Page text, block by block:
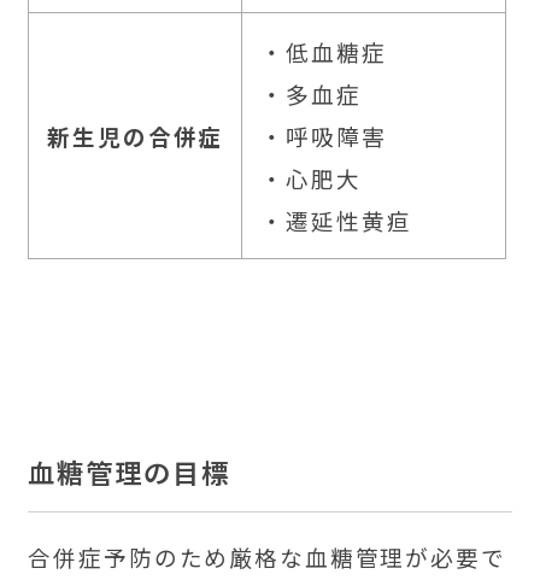
新生児の合併症
・低血糖症
・多血症
・呼吸障害
・心肥大
・遷延性黄疸
血糖管理の目標
合併症予防のため厳格な血糖管理が必要で